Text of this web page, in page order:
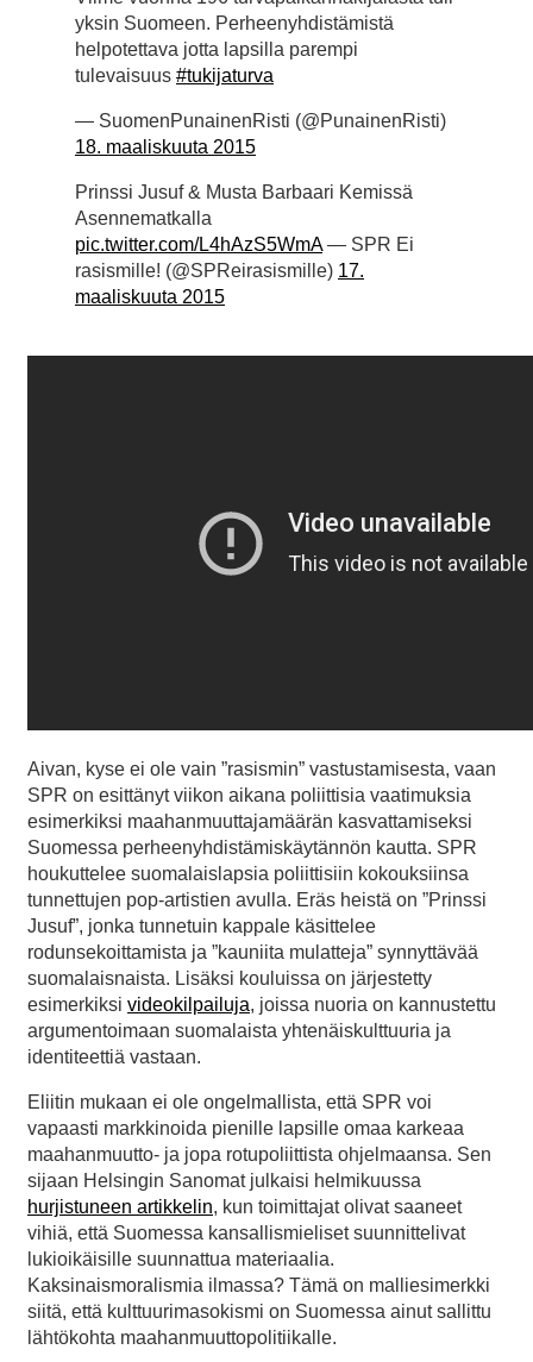
yksin Suomeen. Perheenyhdistämistä
helpotettava jotta lapsilla parempi
tulevaisuus #tukijaturva
— SuomenPunainenRisti (@PunainenRisti)
18. maaliskuuta 2015
Prinssi Jusuf & Musta Barbaari Kemissä
Asennematkalla
pic.twitter.com/L4hAzS5WmA— SPR Ei
rasismille! (@SPReirasismille) 17.
maaliskuuta 2015
Aivan, kyse ei ole vain ”rasismin” vastustamisesta, vaan
SPR on esittänyt viikon aikana poliittisia vaatimuksia
esimerkiksi maahanmuuttajamäärän kasvattamiseksi
Suomessa perheenyhdistämiskäytännön kautta. SPR
houkuttelee suomalaislapsia poliittisiin kokouksiinsa
tunnettujen pop-artistien avulla. Eräs heistä on ”Prinssi
Jusuf”, jonka tunnetuin kappale käsittelee
rodunsekoittamista ja ”kauniita mulatteja” synnyttävää
suomalaisnaista. Lisäksi kouluissa on järjestetty
esimerkiksi videokilpailuja, joissa nuoria on kannustettu
argumentoimaan suomalaista yhtenäiskulttuuria ja
identiteettiä vastaan.
Eliitin mukaan ei ole ongelmallista, että SPR voi
vapaasti markkinoida pienille lapsille omaa karkeaa
maahanmuutto- ja jopa rotupoliittista ohjelmaansa. Sen
sijaan Helsingin Sanomat julkaisi helmikuussa
hurjistuneen artikkelin, kun toimittajat olivat saaneet
vihiä, että Suomessa kansallismieliset suunnittelivat
lukioikäisille suunnattua materiaalia.
Kaksinaismoralismia ilmassa? Tämä on malliesimerkki
siitä, että kulttuurimasokismi on Suomessa ainut sallittu
lähtökohta maahanmuuttopolitiikalle.